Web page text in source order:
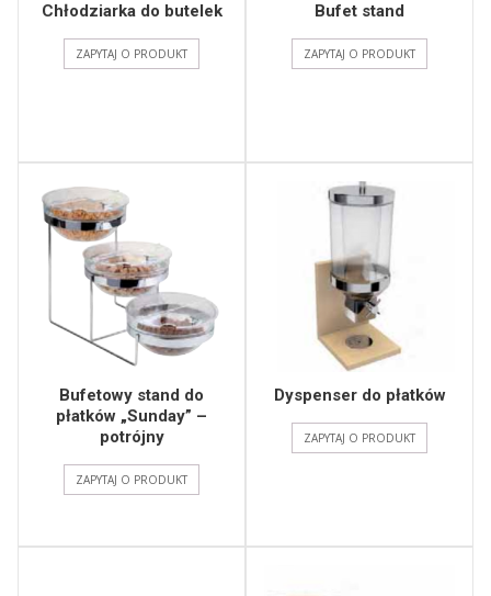
Chłodziarka do butelek
ZAPYTAJ O PRODUKT
Bufet stand
ZAPYTAJ O PRODUKT
Bufetowy stand do
płatków „Sunday” –
potrójny
ZAPYTAJ O PRODUKT
Dyspenser do płatków
ZAPYTAJ O PRODUKT